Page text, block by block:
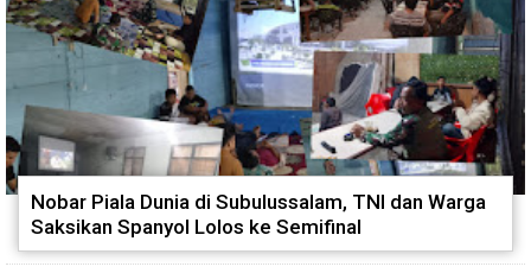
Nobar Piala Dunia di Subulussalam, TNI dan Warga
Saksikan Spanyol Lolos ke Semifinal